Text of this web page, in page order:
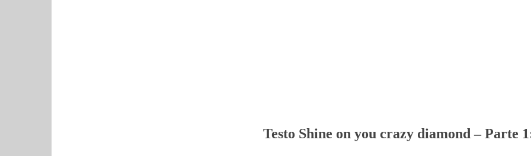
Testo Shine on you crazy diamond – Parte